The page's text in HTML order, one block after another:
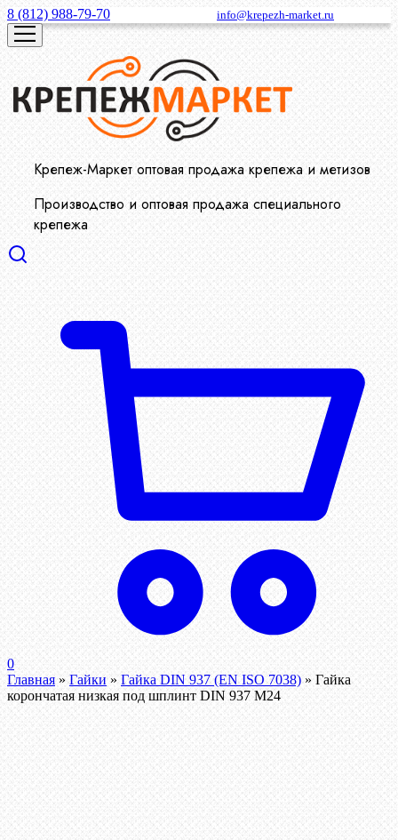
8 (812) 988-79-70 info@krepezh-market.ru
Крепеж-Маркет оптовая продажа крепежа и метизов
Производство и оптовая продажа специального
крепежа
0
Главная » Гайки » Гайка DIN 937 (EN ISO 7038) » Гайка
корончатая низкая под шплинт DIN 937 М24